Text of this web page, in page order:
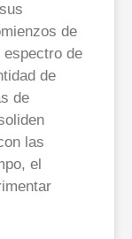
de
espectro de
de
de
las
el